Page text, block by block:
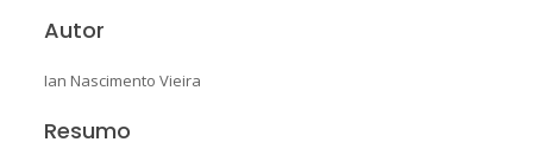
Autor
Ian Nascimento Vieira
Resumo